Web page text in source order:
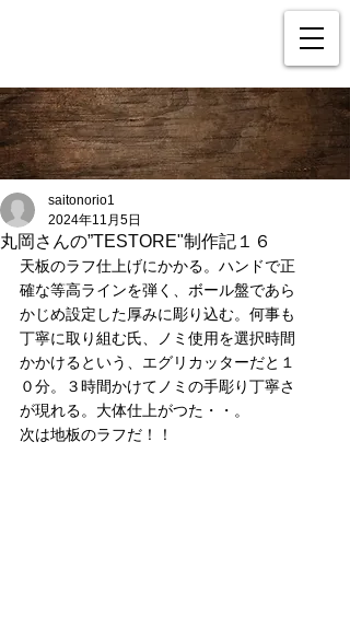
丸岡さんの”TESTORE"制作記１６
saitonorio1
2024年11月5日
天板のラフ仕上げにかかる。ハンドで正
確な等高ラインを弾く、ボール盤であら
かじめ設定した厚みに彫り込む。何事も
丁寧に取り組む氏、ノミ使用を選択時間
かかけるという、エグリカッターだと１
０分。３時間かけてノミの手彫り丁寧さ
が現れる。大体仕上がつた・・。
次は地板のラフだ！！